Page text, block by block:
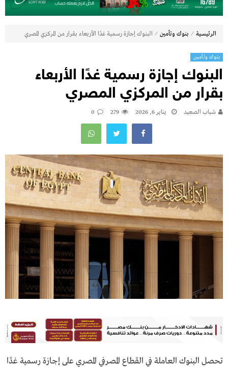
الرئيسية ⁄ بنوك وتأمين ⁄ البنوك إجازة رسمية غدًا الأربعاء بقرار من المركزي المصري
بنوك وتأمين
البنوك إجازة رسمية غدًا الأربعاء
بقرار من المركزي المصري
شباب الصعيد يناير 6, 2026 279
0
تحصل البنوك العاملة في القطاع المصرفي المصري على إجازة رسمية غدًا